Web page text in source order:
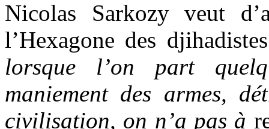
Nicolas Sarkozy veut
l’Hexagone des
lorsque l’on part
maniement des armes,
civilisation, on n’a pas à